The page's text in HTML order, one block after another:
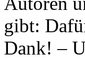
gibt:
Dank! –